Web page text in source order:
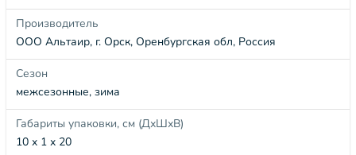
Производитель
ООО Альтаир, г. Орск, Оренбургская обл, Россия
Сезон
межсезонные, зима
Габариты упаковки, см (ДхШхВ)
10 x 1 x 20